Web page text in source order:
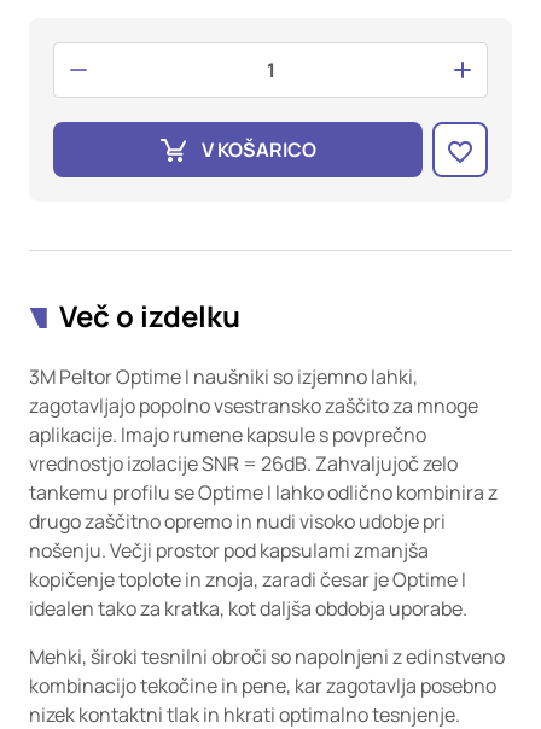
V KOŠARICO
Več o izdelku
3M Peltor Optime I naušniki so izjemno lahki,
zagotavljajo popolno vsestransko zaščito za mnoge
aplikacije. Imajo rumene kapsule s povprečno
vrednostjo izolacije SNR = 26dB. Zahvaljujoč zelo
tankemu profilu se Optime I lahko odlično kombinira z
drugo zaščitno opremo in nudi visoko udobje pri
nošenju. Večji prostor pod kapsulami zmanjša
kopičenje toplote in znoja, zaradi česar je Optime I
idealen tako za kratka, kot daljša obdobja uporabe.
Mehki, široki tesnilni obroči so napolnjeni z edinstveno
kombinacijo tekočine in pene, kar zagotavlja posebno
nizek kontaktni tlak in hkrati optimalno tesnjenje.
edinstveno prepoznavanje vašega brskalnika in naprave. Če
zavrnete uporabo teh piškotkov, ne boste deležni našega
ciljnega spletnega oglaševanja.